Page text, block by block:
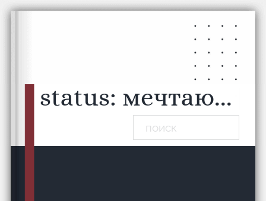
Перейти к основному содержанию
Перейти к нижнему колонтитулу
status: мечтаю...
Поиск